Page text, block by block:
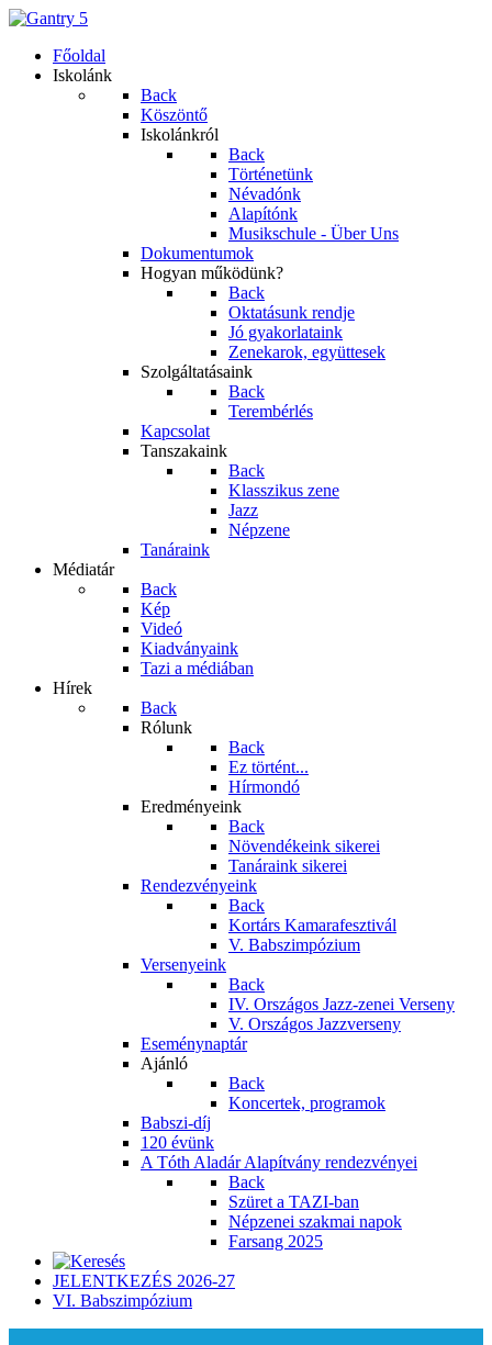
Főoldal
Iskolánk
Back
Köszöntő
Iskolánkról
Back
Történetünk
Névadónk
Alapítónk
Musikschule - Über Uns
Dokumentumok
Hogyan működünk?
Back
Oktatásunk rendje
Jó gyakorlataink
Zenekarok, együttesek
Szolgáltatásaink
Back
Terembérlés
Kapcsolat
Tanszakaink
Back
Klasszikus zene
Jazz
Népzene
Tanáraink
Médiatár
Back
Kép
Videó
Kiadványaink
Tazi a médiában
Hírek
Back
Rólunk
Back
Ez történt...
Hírmondó
Eredményeink
Back
Növendékeink sikerei
Tanáraink sikerei
Rendezvényeink
Back
Kortárs Kamarafesztivál
V. Babszimpózium
Versenyeink
Back
IV. Országos Jazz-zenei Verseny
V. Országos Jazzverseny
Eseménynaptár
Ajánló
Back
Koncertek, programok
Babszi-díj
120 évünk
A Tóth Aladár Alapítvány rendezvényei
Back
Szüret a TAZI-ban
Népzenei szakmai napok
Farsang 2025
JELENTKEZÉS 2026-27
VI. Babszimpózium